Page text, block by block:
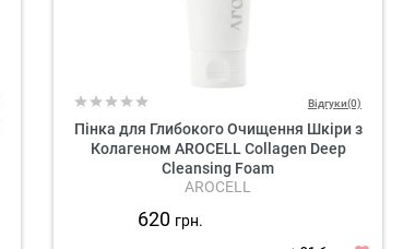
Відгуки(0)
Пінка для Глибокого Очищення Шкіри з
Колагеном AROCELL Collagen Deep
Cleansing Foam
AROCELL
620 грн.